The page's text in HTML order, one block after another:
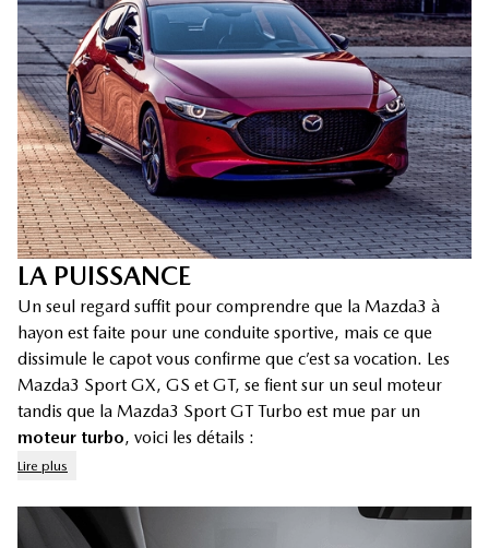
LA PUISSANCE
Un seul regard suffit pour comprendre que la Mazda3 à
hayon est faite pour une conduite sportive, mais ce que
dissimule le capot vous confirme que c’est sa vocation. Les
Mazda3 Sport GX, GS et GT, se fient sur un seul moteur
tandis que la Mazda3 Sport GT Turbo est mue par un
moteur turbo, voici les détails :
Lire plus